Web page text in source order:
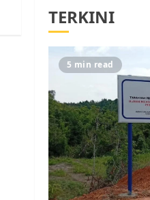
5
1
TERKINI
5 min read